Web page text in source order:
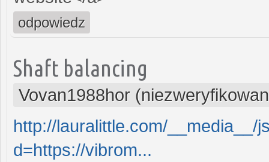
odpowiedz
Shaft balancing
Vovan1988hor
http://lauralittle.com/__media__/
d=https://vibrom...